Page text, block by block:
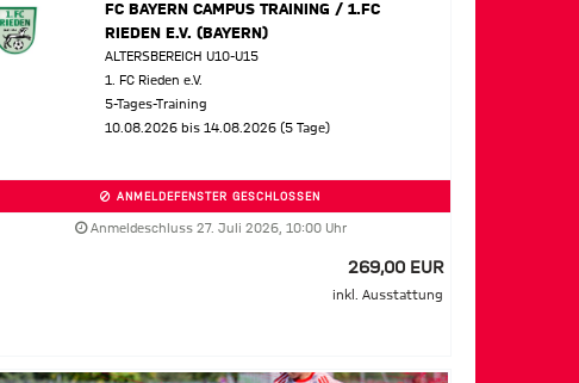
FC BAYERN CAMPUS TRAINING / 1.FC
RIEDEN E.V. (BAYERN)
ALTERSBEREICH U10-U15
1. FC Rieden e.V.
5-Tages-Training
10.08.2026 bis 14.08.2026 (5 Tage)
ANMELDEFENSTER GESCHLOSSEN
Anmeldeschluss 27. Juli 2026, 10:00 Uhr
269,00 EUR
inkl. Ausstattung